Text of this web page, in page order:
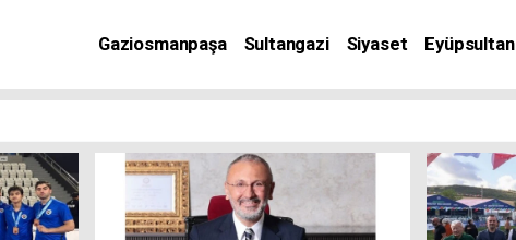
Gaziosmanpaşa Sultangazi Siyaset Eyüpsultan